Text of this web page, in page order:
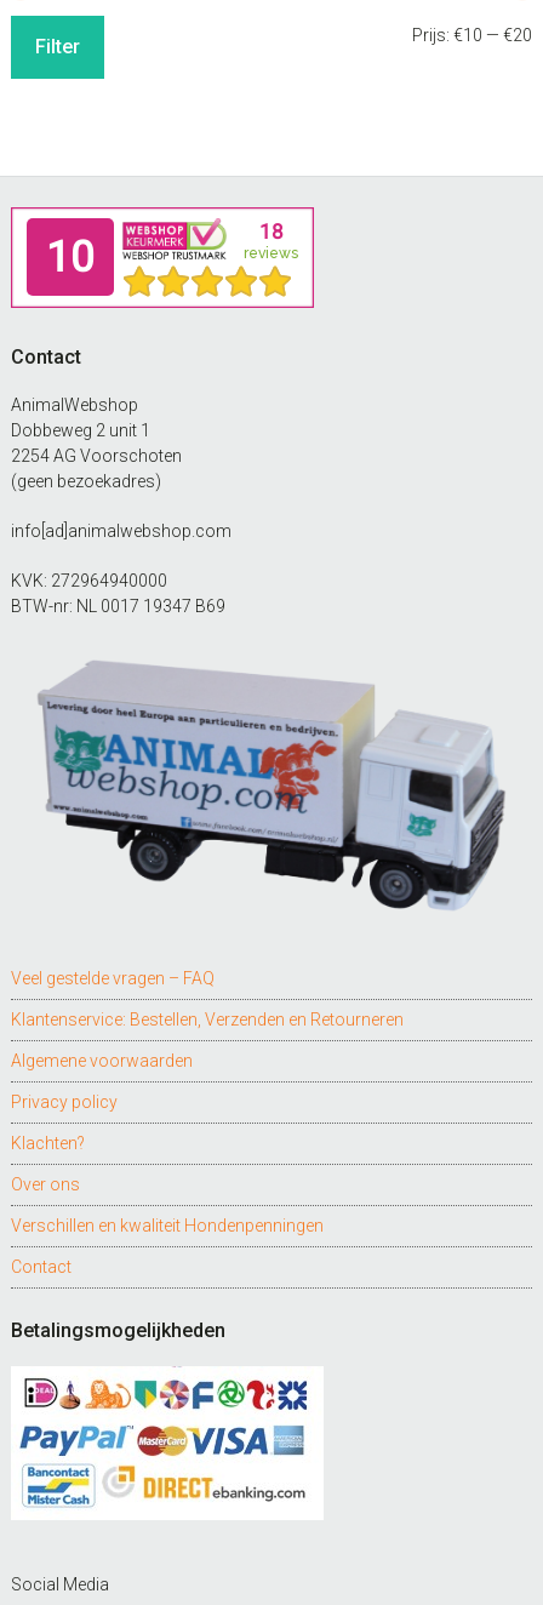
Filter Prijs:€10 —€20
Footer
Contact
AnimalWebshop
Dobbeweg 2 unit 1
2254 AG Voorschoten
(geen bezoekadres)
info[ad]animalwebshop.com
KVK: 272964940000
BTW-nr: NL 0017 19347 B69
Veel gestelde vragen – FAQ
Klantenservice: Bestellen, Verzenden en Retourneren
Algemene voorwaarden
Privacy policy
Klachten?
Over ons
Verschillen en kwaliteit Hondenpenningen
Contact
Betalingsmogelijkheden
Social Media